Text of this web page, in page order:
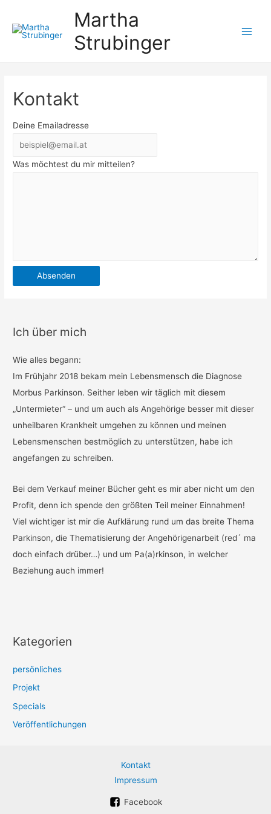
Martha
Strubinger
Kontakt
Lass
dieses
leer
Deine Emailadresse
Was möchtest du mir mitteilen?
Absenden
Ich über mich
Wie alles begann:
Im Frühjahr 2018 bekam mein Lebensmensch die Diagnose
Morbus Parkinson. Seither leben wir täglich mit diesem
„Untermieter“ – und um auch als Angehörige besser mit dieser
unheilbaren Krankheit umgehen zu können und meinen
Lebensmenschen bestmöglich zu unterstützen, habe ich
angefangen zu schreiben.
Bei dem Verkauf meiner Bücher geht es mir aber nicht um den
Profit, denn ich spende den größten Teil meiner Einnahmen!
Viel wichtiger ist mir die Aufklärung rund um das breite Thema
Parkinson, die Thematisierung der Angehörigenarbeit (red´ ma
doch einfach drüber…) und um Pa(a)rkinson, in welcher
Beziehung auch immer!
Kategorien
persönliches
Projekt
Specials
Veröffentlichungen
Kontakt
Impressum
Facebook